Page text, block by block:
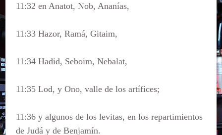
11:32 en Anatot, Nob, Ananías,
11:33 Hazor, Ramá, Gitaim,
11:34 Hadid, Seboim, Nebalat,
11:35 Lod, y Ono, valle de los artífices;
11:36 y algunos de los levitas, en los repartimientos
de Judá y de Benjamín.